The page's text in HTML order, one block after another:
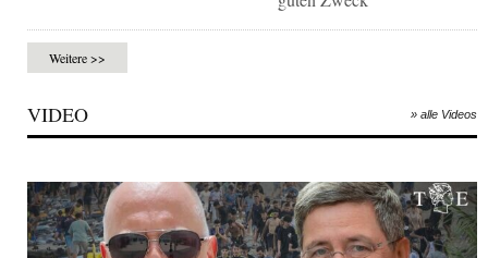
Weitere >>
VIDEO » alle Videos